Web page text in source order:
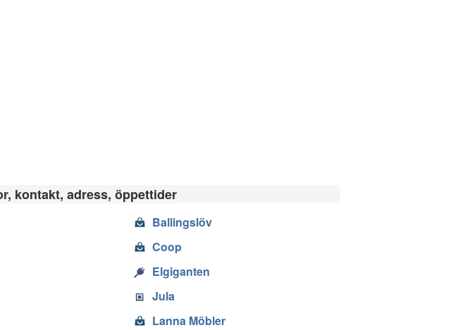
kontakt, adress, öppettider
Ballingslöv
Coop
Elgiganten
Jula
Lanna Möbler